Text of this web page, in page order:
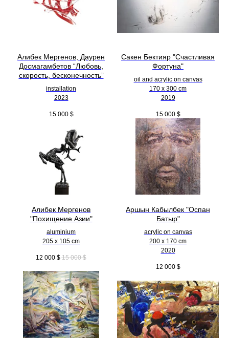
Алибек Мергенов, Даурен
Досмагамбетов “Любовь,
скорость, бесконечность”
installation
2023
15 000 $
Сакен Бектияр "Счастливая
Фортуна"
oil and acrylic on canvas
170 x 300 cm
2019
15 000 $
Алибек Мергенов
"Похищение Азии"
aluminium
205 x 105 cm
12 000 $ 15 000 $
Аршын Кабылбек "Оспан
Батыр"
acrylic on canvas
200 x 170 cm
2020
12 000 $